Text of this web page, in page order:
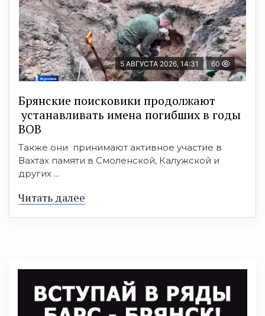
5 АВГУСТА 2026, 14:31 60
Брянские поисковики продолжают
устанавливать имена погибших в годы
ВОВ
Также они принимают активное участие в
Вахтах памяти в Смоленской, Калужской и
других ...
Читать далее